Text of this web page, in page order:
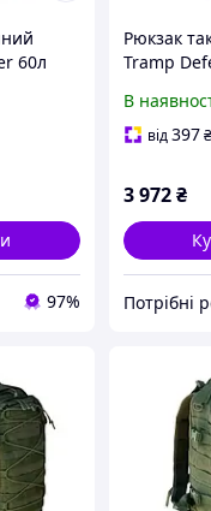
60л
97%
Рюкзак
Tramp
olive
В
від397 ₴
3 972 ₴
Потрібні